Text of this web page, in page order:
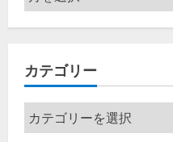
ー
カ
ブ
カテゴリー
カ
テ